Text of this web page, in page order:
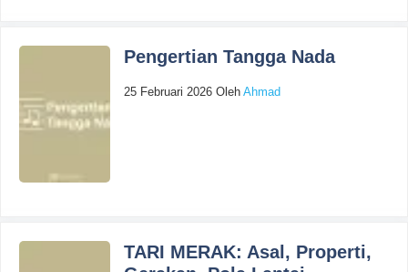
Pengertian Tangga Nada
25 Februari 2026 Oleh Ahmad
TARI MERAK: Asal, Properti,